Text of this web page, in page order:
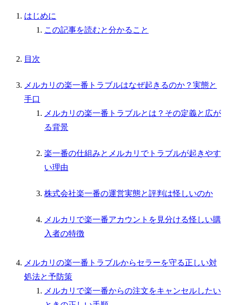
はじめに
この記事を読むと分かること
目次
メルカリの楽一番トラブルはなぜ起きるのか？実態と
手口
メルカリの楽一番トラブルとは？その定義と広が
る背景
楽一番の仕組みとメルカリでトラブルが起きやす
い理由
株式会社楽一番の運営実態と評判は怪しいのか
メルカリで楽一番アカウントを見分ける怪しい購
入者の特徴
メルカリの楽一番トラブルからセラーを守る正しい対
処法と予防策
メルカリで楽一番からの注文をキャンセルしたい